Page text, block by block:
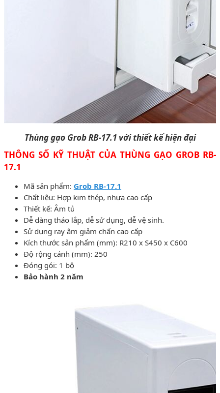
Thùng gạo Grob RB-17.1với thiết kế hiện đại
THÔNG SỐ KỸ THUẬT CỦA THÙNG GẠO GROB RB-
17.1
Mã sản phẩm: Grob RB-17.1
Chất liệu: Hợp kim thép, nhựa cao cấp
Thiết kế: Âm tủ
Dễ dàng tháo lắp, dễ sử dụng, dễ vệ sinh.
Sử dụng ray âm giảm chấn cao cấp
Kích thước sản phẩm (mm): R210 x S450 x C600
Độ rộng cánh (mm): 250
Đóng gói: 1 bộ
Bảo hành 2 năm